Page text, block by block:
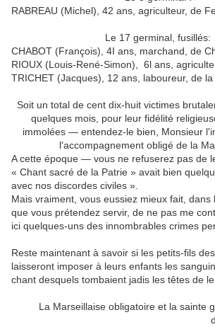
RABREAU (Michel), 42 ans, agriculteur, de
Le 17 germinal, fusillés:
CHABOT (François), 4I ans, marchand, de
RIOUX (Louis-René-Simon), 6l ans,
TRICHET (Jacques), 12 ans, laboureur, de la
Soit un total de cent dix-huit victimes
quelques mois, pour leur fidélité
immolées — entendez-le bien, Monsieur
l'accompagnement obligé de la
A cette époque — vous ne refuserez pas de
« Chant sacré de la Patrie » avait bien
avec nos discordes civiles ».
Mais vraiment, vous eussiez mieux fait,
que vous prétendez servir, de ne pas me
ici quelques-uns des innombrables crimes
Reste maintenant à savoir si les petits-fils
laisseront imposer à leurs enfants les
chant desquels tombaient jadis les têtes de
La Marseillaise obligatoire et la sainte